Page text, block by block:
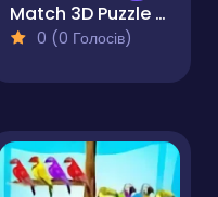
Match 3D Puzzle Saga
0 (0 Голосів)